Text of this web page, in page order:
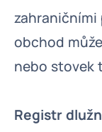
zahraničními
obchod
nebo stovek
Registr